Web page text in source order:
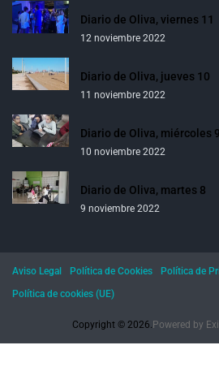
Diario de Oliva, viernes 11
12 noviembre 2022
Diario de Oliva, jueves 10
11 noviembre 2022
Diario de Oliva, miércoles 9
10 noviembre 2022
Diario de Oliva, martes 8
9 noviembre 2022
Copyright © 2026. Powered by
Aviso Legal Política de Cookies
Política de
Política de cookies (UE)